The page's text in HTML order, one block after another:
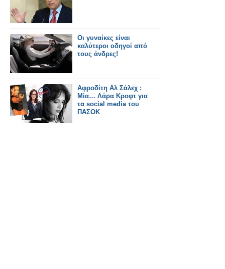
Οι γυναίκες είναι
καλύτεροι οδηγοί από
τους άνδρες!
Αφροδίτη Αλ Σάλεχ :
Μία… Λάρα Κροφτ για
τα social media του
ΠΑΣΟΚ